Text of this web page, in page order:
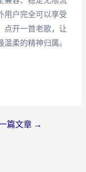
用户完全可以享受
点开一首老歌，让
柔的精神归属。
篇文章 →